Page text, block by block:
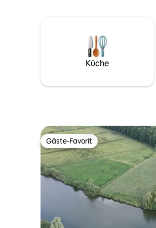
verschiedene Sitz- und Grillplätze.
Küche
Gäste-Favorit
Gäste-Favorit